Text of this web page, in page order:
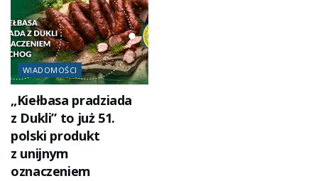
WIADOMOŚCI
„Kiełbasa pradziada
z Dukli” to już 51.
polski produkt
z unijnym
oznaczeniem